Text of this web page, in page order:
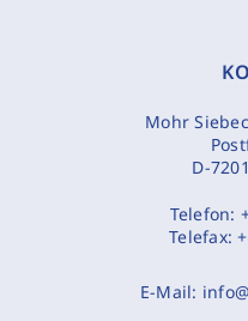
Mohr
D-
Telefon:
Telefax:
E-Mail: